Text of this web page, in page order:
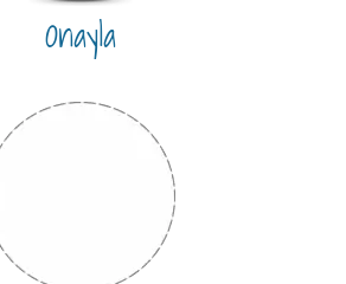
Onayla